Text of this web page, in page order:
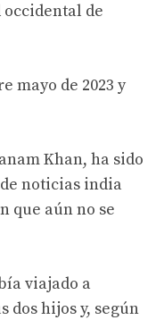
occidental de
mayo de 2023 y
Khan, ha sido
noticias india
que aún no se
viajado a
dos hijos y, según